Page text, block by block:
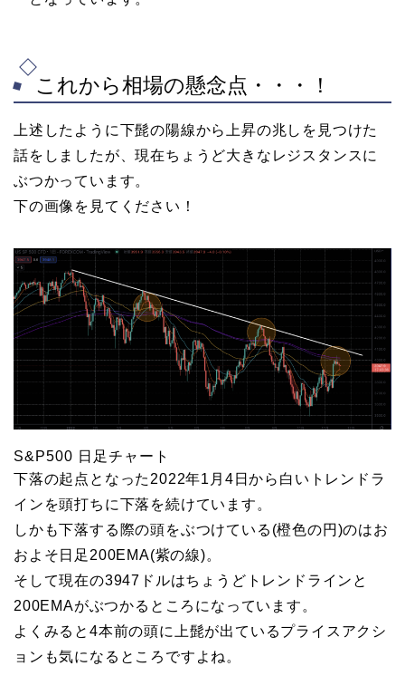
これから相場の懸念点・・・！
上述したように下髭の陽線から上昇の兆しを見つけた
話をしましたが、現在ちょうど大きなレジスタンスに
ぶつかっています。
下の画像を見てください！
S&P500 日足チャート
下落の起点となった2022年1月4日から白いトレンドラ
インを頭打ちに下落を続けています。
しかも下落する際の頭をぶつけている(橙色の円)のはお
およそ日足200EMA(紫の線)。
そして現在の3947ドルはちょうどトレンドラインと
200EMAがぶつかるところになっています。
よくみると4本前の頭に上髭が出ているプライスアクシ
ョンも気になるところですよね。